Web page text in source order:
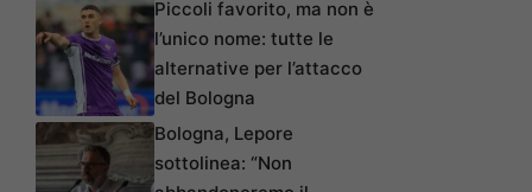
Piccoli favorito, ma non è
l’unico nome: tutte le
alternative per l’attacco
del Bologna
Bologna, Lepore
sottolinea: “Non